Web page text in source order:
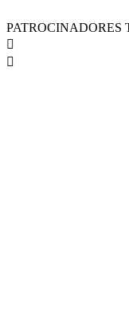
PATROCINADORES